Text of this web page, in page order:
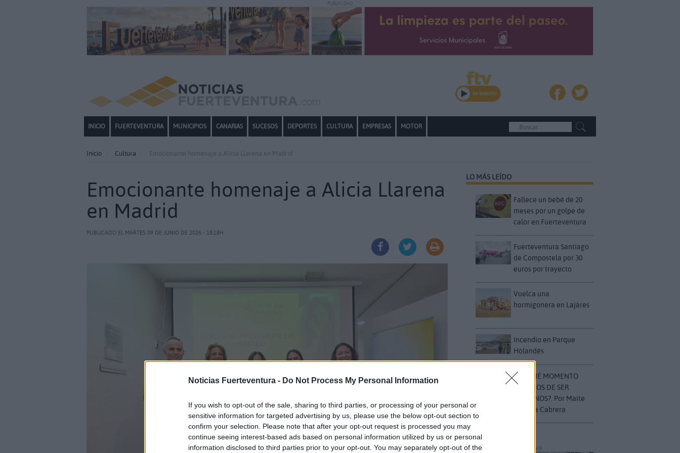
Noticias Fuerteventura - Do Not Process My Personal Information
If you wish to opt-out of the sale, sharing to third parties, or processing of your personal or
sensitive information for targeted advertising by us, please use the below opt-out section to
confirm your selection. Please note that after your opt-out request is processed you may
continue seeing interest-based ads based on personal information utilized by us or personal
information disclosed to third parties prior to your opt-out. You may separately opt-out of the
PUBLICIDAD
INICIO FUERTEVENTURA MUNICIPIOS CANARIAS SUCESOS DEPORTES CULTURA EMPRESAS MOTOR
Inicio Cultura Emocionante homenaje a Alicia Llarena en Madrid
Emocionante homenaje a Alicia Llarena
en Madrid
PUBLICADO EL MARTES 09 DE JUNIO DE 2026 - 18:18H
LO MÁS LEÍDO
Fallece un bebé de 20
meses por un golpe de
calor en Fuerteventura
Fuerteventura Santiago
de Compostela por 30
euros por trayecto
Vuelca una
hormigonera en Lajares
Incendio en Parque
Holandés
¿EN QUÉ MOMENTO
DEJAMOS DE SER
HUMANOS?. Por Maite
de Vera Cabrera
PUBLICIDAD